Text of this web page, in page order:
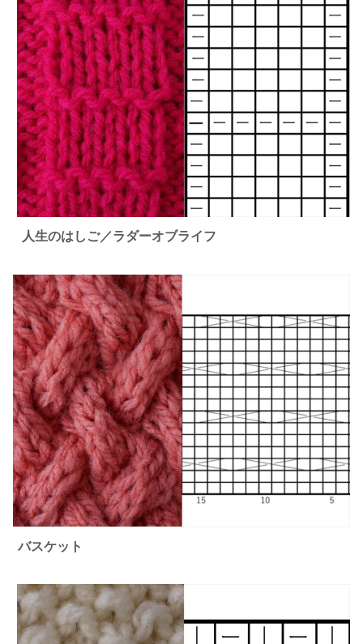
人生のはしご／ラダーオブライフ
バスケット